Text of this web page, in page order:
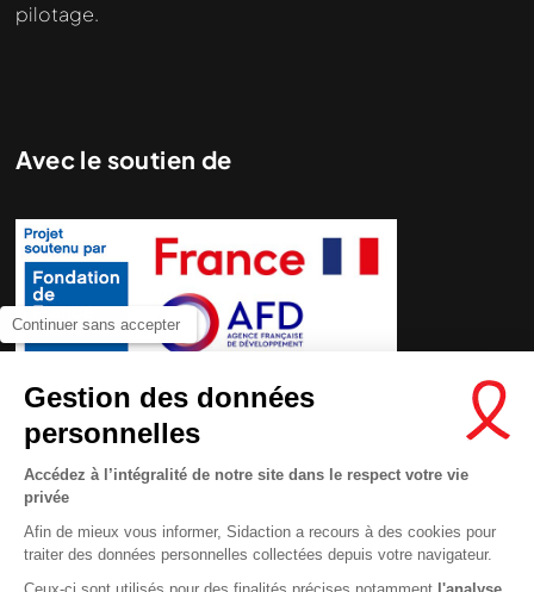
Continuer sans accepter
Gestion des données
personnelles
Accédez à l’intégralité de notre site dans le respect votre vie
privée
Afin de mieux vous informer, Sidaction a recours à des cookies pour
traiter des données personnelles collectées depuis votre navigateur.
Ceux-ci sont utilisés pour des finalités précises notamment l'analyse
Nous cherchons le contenu
pilotage.
Avec le soutien de